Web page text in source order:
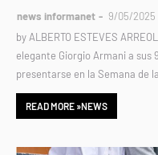
news informanet
9/05/2025
by ALBERTO ESTEVES
elegante Giorgio Armani a sus
presentarse en la Semana de
READ MORE »NEWS